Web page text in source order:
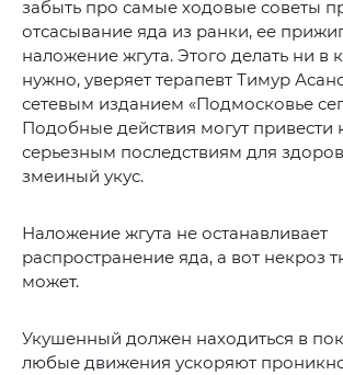
забыть про самые ходовые советы
отсасывание яда из ранки, ее
наложение жгута. Этого делать ни в
нужно, уверяет терапевт Тимур
сетевым изданием «Подмосковье
Подобные действия могут привести
серьезным последствиям для
змеиный укус.
Наложение жгута не останавливает
распространение яда, а вот некроз
может.
Укушенный должен находиться в
любые движения ускоряют